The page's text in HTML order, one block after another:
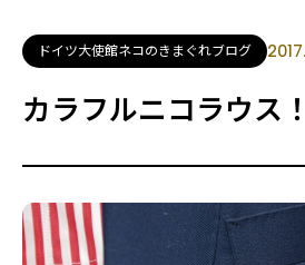
地域別ガイド
グ
観光ガイド
留
著者一覧
ライター募集
ドイツ大使館ネコのきまぐれブログ
カラフルニコラウス！